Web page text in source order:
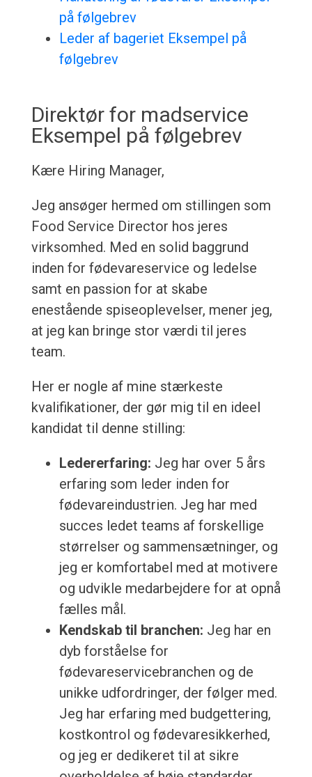
på følgebrev
Leder af bageriet Eksempel på
følgebrev
Direktør for madservice
Eksempel på følgebrev
Kære Hiring Manager,
Jeg ansøger hermed om stillingen som
Food Service Director hos jeres
virksomhed. Med en solid baggrund
inden for fødevareservice og ledelse
samt en passion for at skabe
enestående spiseoplevelser, mener jeg,
at jeg kan bringe stor værdi til jeres
team.
Her er nogle af mine stærkeste
kvalifikationer, der gør mig til en ideel
kandidat til denne stilling:
Ledererfaring: Jeg har over 5 års
erfaring som leder inden for
fødevareindustrien. Jeg har med
succes ledet teams af forskellige
størrelser og sammensætninger, og
jeg er komfortabel med at motivere
og udvikle medarbejdere for at opnå
fælles mål.
Kendskab til branchen: Jeg har en
dyb forståelse for
fødevareservicebranchen og de
unikke udfordringer, der følger med.
Jeg har erfaring med budgettering,
kostkontrol og fødevaresikkerhed,
og jeg er dedikeret til at sikre